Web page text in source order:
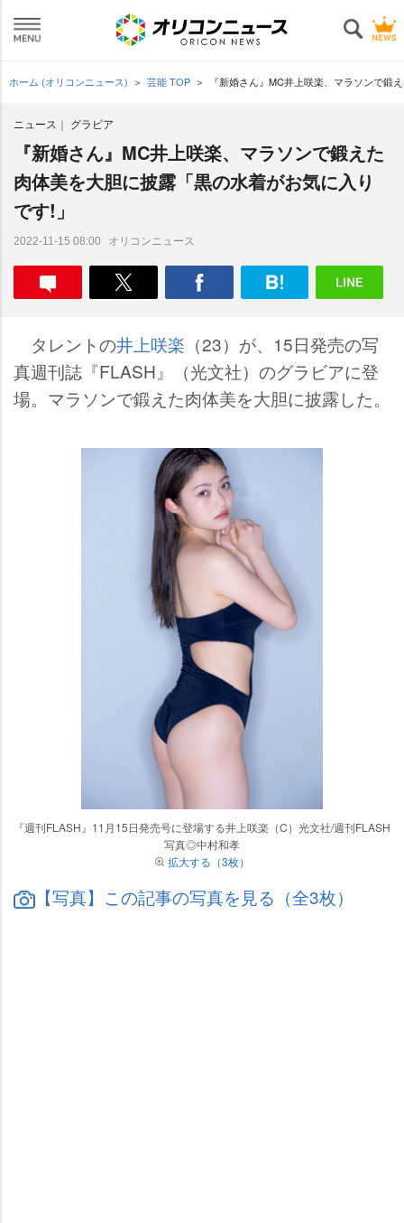
ホーム (オリコンニュース) 芸能 TOP 『新婚さん』MC井上咲楽、マラソンで鍛
ニュース グラビア
『新婚さん』MC井上咲楽、マラソンで鍛えた
肉体美を大胆に披露「黒の水着がお気に入り
です!」
2022-11-15 08:00 オリコンニュース
タレントの井上咲楽 （23）が、15日発売の写
真週刊誌『FLASH』（光文社）のグラビアに登
場。マラソンで鍛えた肉体美を大胆に披露した。
『週刊FLASH』11月15日発売号に登場する井上咲楽（C）光文社/週刊FLASH
写真◎中村和孝
拡大する（3枚）
【写真】この記事の写真を見る（全3枚）